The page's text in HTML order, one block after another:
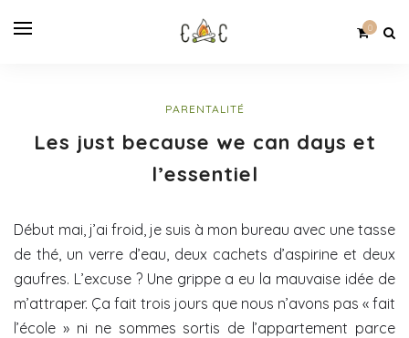
0
PARENTALITÉ
Les just because we can days et
l’essentiel
Début mai, j’ai froid, je suis à mon bureau avec une tasse
de thé, un verre d’eau, deux cachets d’aspirine et deux
gaufres. L’excuse ? Une grippe a eu la mauvaise idée de
m’attraper. Ça fait trois jours que nous n’avons pas « fait
l’école » ni ne sommes sortis de l’appartement parce